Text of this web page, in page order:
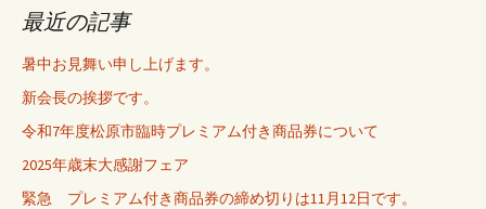
ビ
ゲ
ー
最近の記事
暑中お見舞い申し上げます。
新会長の挨拶です。
令和7年度松原市臨時プレミアム付き商品券について
2025年歳末大感謝フェア
緊急 プレミアム付き商品券の締め切りは11月12日です。